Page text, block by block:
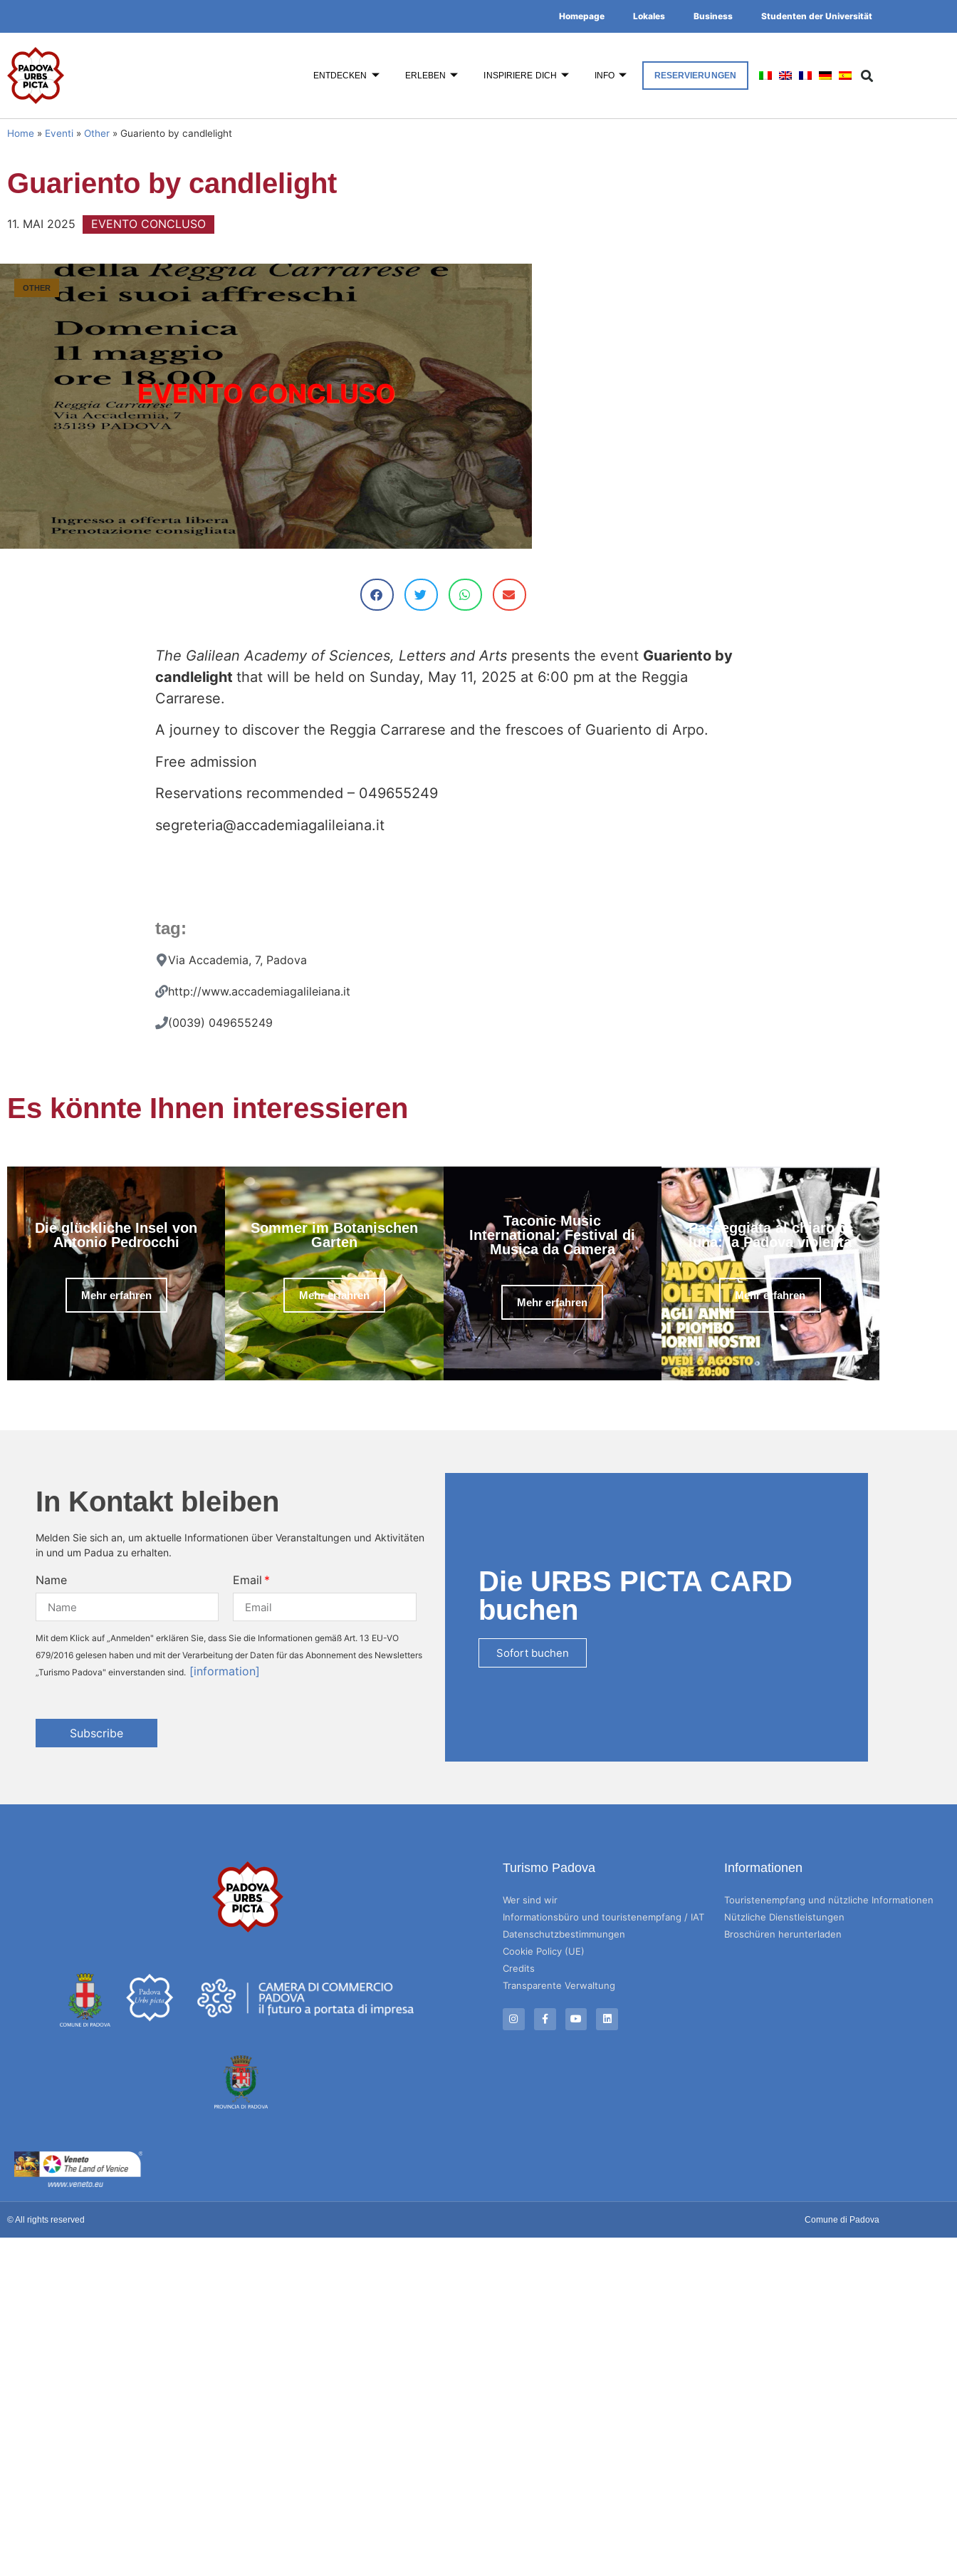
Homepage Lokales Business Studenten der Universität
ENTDECKEN ERLEBEN INSPIRIERE DICH INFO RESERVIERUNGEN
Home » Eventi » Other » Guariento by candlelight
Guariento by candlelight
11. MAI 2025 EVENTO CONCLUSO
OTHER
The Galilean Academy of Sciences, Letters and Arts presents the event Guariento by
candlelight that will be held on Sunday, May 11, 2025 at 6:00 pm at the Reggia
Carrarese.
A journey to discover the Reggia Carrarese and the frescoes of Guariento di Arpo.
Free admission
Reservations recommended – 049655249
segreteria@accademiagalileiana.it
tag:
Via Accademia, 7, Padova
http://www.accademiagalileiana.it
(0039) 049655249
Es könnte Ihnen interessieren
Die glückliche Insel von
Antonio Pedrocchi
Mehr erfahren
Sommer im Botanischen
Garten
Mehr erfahren
Taconic Music
International: Festival di
Musica da Camera
Mehr erfahren
Passeggiata al chiaro di
luna: la Padova violenta
Mehr erfahren
In Kontakt bleiben
Melden Sie sich an, um aktuelle Informationen über Veranstaltungen und Aktivitäten
in und um Padua zu erhalten.
Name Email
Mit dem Klick auf „Anmelden" erklären Sie, dass Sie die Informationen gemäß Art. 13 EU-VO
679/2016 gelesen haben und mit der Verarbeitung der Daten für das Abonnement des Newsletters
„Turismo Padova" einverstanden sind. [information]
Subscribe
Die URBS PICTA CARD
buchen
Sofort buchen
Turismo Padova
Wer sind wir
Informationsbüro und touristenempfang / IAT
Datenschutzbestimmungen
Cookie Policy (UE)
Credits
Transparente Verwaltung
Informationen
Touristenempfang und nützliche Informationen
Nützliche Dienstleistungen
Broschüren herunterladen
© All rights reserved Comune di Padova